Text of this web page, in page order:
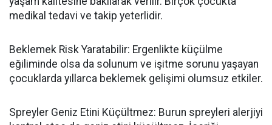
medikal tedavi ve takip yeterlidir.
Beklemek Risk Yaratabilir: Ergenlikte küçülme
eğiliminde olsa da solunum ve işitme sorunu yaşayan
çocuklarda yıllarca beklemek gelişimi olumsuz etkiler.
Spreyler Geniz Etini Küçültmez: Burun spreyleri alerjiyi